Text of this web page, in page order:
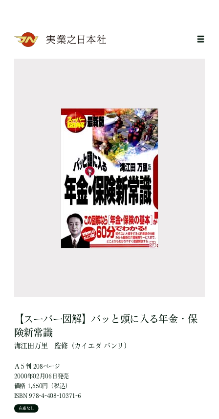
【スーパー図解】パッと頭に入る年金・保
険新常識
海江田万里 監修（カイエダ バンリ）
Ａ５判 208ページ
2000年02月06日発売
価格 1,650円（税込）
ISBN 978-4-408-10371-6
在庫なし